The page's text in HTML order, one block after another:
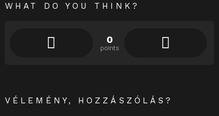
WHAT DO YOU THINK?
0
points
VÉLEMÉNY, HOZZÁSZÓLÁS?